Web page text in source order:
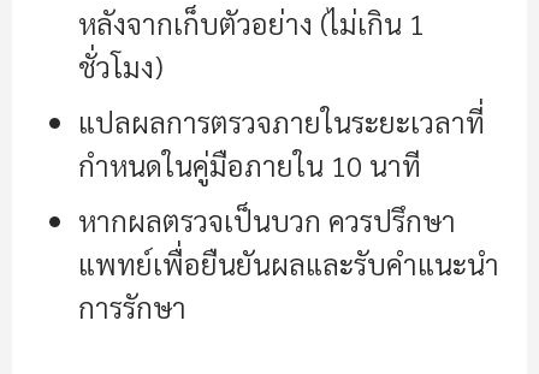
หลังจากเก็บตัวอย่าง (ไม่เกิน 1
ชั่วโมง)
แปลผลการตรวจภายในระยะเวลาที่
กำหนดในคู่มือภายใน 10 นาที
หากผลตรวจเป็นบวก ควรปรึกษา
แพทย์เพื่อยืนยันผลและรับคำแนะนำ
การรักษา